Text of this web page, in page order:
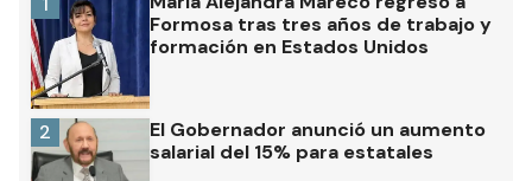
Formosa tras tres años de trabajo y
formación en Estados Unidos
El Gobernador anunció un aumento
salarial del 15% para estatales
2